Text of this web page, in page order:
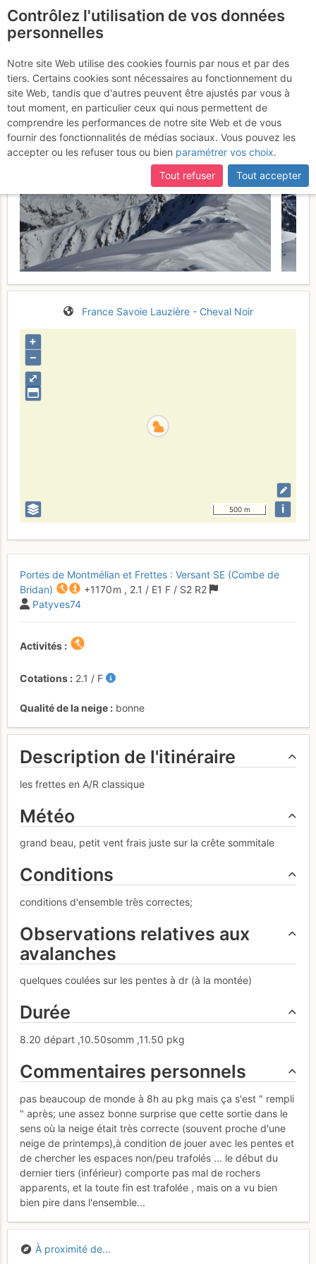
certaines pages ne sont plus accessibles, manquantes ou
incomplètes, déconnectez-vous puis reconnectez-vous à votre
compte sur le site.
Les Frettes : Versant E
Jeudi 16 février 2017
France Savoie Lauzière - Cheval Noir
⤢
+
–
500 m i
Portes de Montmélian et Frettes : Versant SE (Combe de
Bridan)
+1170 m , 2.1 / E1 F / S2 R2
Patyves74
Activités
Cotations 2.1 / F
Qualité de la neige bonne
Description de l'itinéraire
les frettes en A/R classique
Météo
grand beau, petit vent frais juste sur la crête sommitale
Conditions
conditions d'ensemble très correctes;
Observations relatives aux
avalanches
quelques coulées sur les pentes à dr (à la montée)
Durée
8.20 départ ,10.50somm ,11.50 pkg
Commentaires personnels
pas beaucoup de monde à 8h au pkg mais ça s'est " rempli
" après; une assez bonne surprise que cette sortie dans le
sens où la neige était très correcte (souvent proche d'une
neige de printemps),à condition de jouer avec les pentes et
de chercher les espaces non/peu trafolés ... le début du
dernier tiers (inférieur) comporte pas mal de rochers
apparents, et la toute fin est trafolée , mais on a vu bien
bien pire dans l'ensemble...
À proximité de...
Contrôlez l'utilisation de vos données
personnelles
Notre site Web utilise des cookies fournis par nous et par des
tiers. Certains cookies sont nécessaires au fonctionnement du
site Web, tandis que d'autres peuvent être ajustés par vous à
tout moment, en particulier ceux qui nous permettent de
comprendre les performances de notre site Web et de vous
fournir des fonctionnalités de médias sociaux. Vous pouvez les
accepter ou les refuser tous ou bien paramétrer vos choix.
Tout refuser
Tout accepter